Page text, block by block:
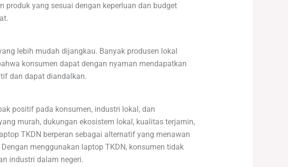
yang sesuai dengan keperluan dan budget
lebih mudah dijangkau. Banyak produsen lokal
konsumen dapat dengan nyaman mendapatkan
dan dapat diandalkan.
positif pada konsumen, industri lokal, dan
murah, dukungan ekosistem lokal, kualitas terjamin,
TKDN berperan sebagai alternatif yang menawan
menggunakan laptop TKDN, konsumen tidak
industri dalam negeri.